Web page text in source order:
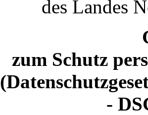
des Landes
zum Schutz
-